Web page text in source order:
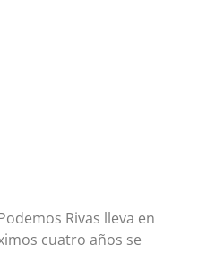
Rivas lleva en
cuatro años se